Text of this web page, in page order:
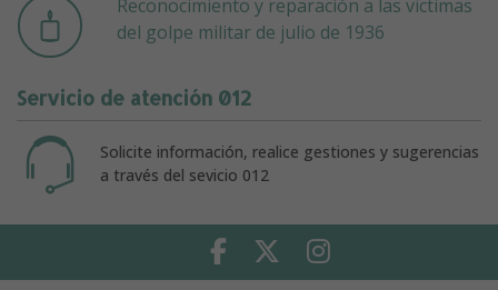
Reconocimiento y reparación a las victimas
del golpe militar de julio de 1936
Servicio de atención 012
Solicite información, realice gestiones y sugerencias
a través del sevicio 012
Facebook Twitter Instagram